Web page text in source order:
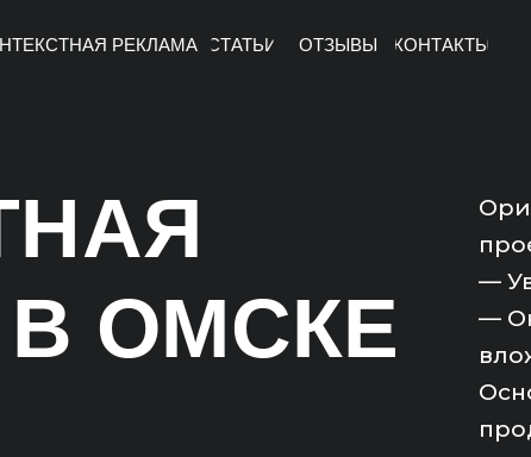
РЕКЛАМА КОНТАКТЫ
ОТЗЫВЫ
СТАТЬИ
ОМСКЕ
—
—